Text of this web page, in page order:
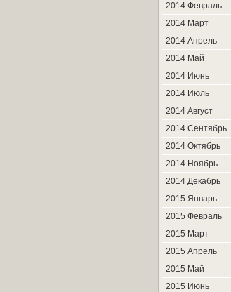
2014 Февраль
2014 Март
2014 Апрель
2014 Май
2014 Июнь
2014 Июль
2014 Август
2014 Сентябрь
2014 Октябрь
2014 Ноябрь
2014 Декабрь
2015 Январь
2015 Февраль
2015 Март
2015 Апрель
2015 Май
2015 Июнь